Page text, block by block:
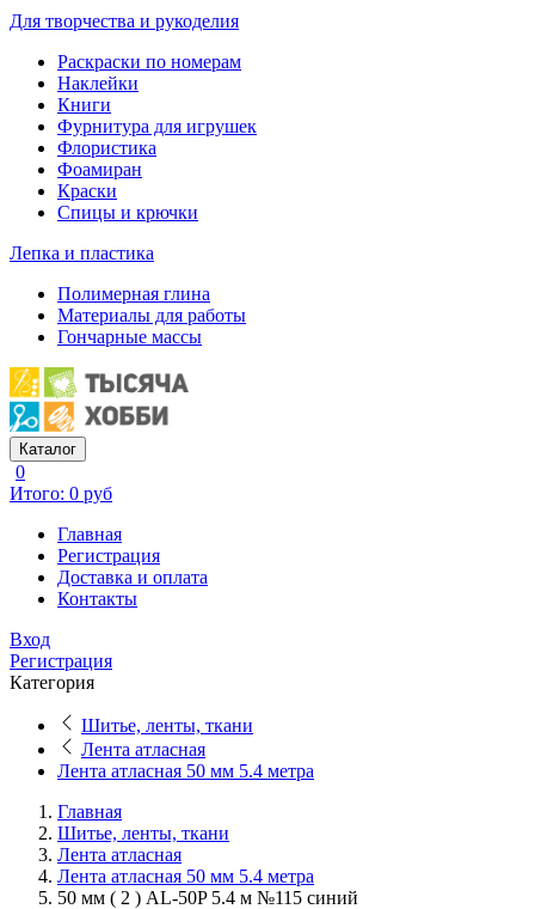
Для творчества и рукоделия
Раскраски по номерам
Наклейки
Книги
Фурнитура для игрушек
Флористика
Фоамиран
Краски
Спицы и крючки
Лепка и пластика
Полимерная глина
Материалы для работы
Гончарные массы
Каталог
0
Итого: 0 руб
Главная
Регистрация
Доставка и оплата
Контакты
Вход
Регистрация
Категория
Шитье, ленты, ткани
Лента атласная
Лента атласная 50 мм 5.4 метра
Главная
Шитье, ленты, ткани
Лента атласная
Лента атласная 50 мм 5.4 метра
50 мм ( 2 ) AL-50P 5.4 м №115 синий